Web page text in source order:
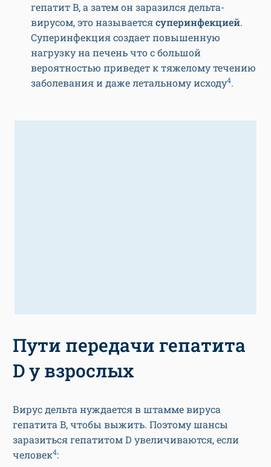
гепатит B, а затем он заразился дельта-
вирусом, это называетсясуперинфекцией.
Суперинфекция создает повышенную
нагрузку на печень что с большой
вероятностью приведет к тяжелому течению
заболевания и даже летальному исходу4.
Пути передачи гепатита
D у взрослых
Вирус дельта нуждается в штамме вируса
гепатита B, чтобы выжить. Поэтому шансы
заразиться гепатитом D увеличиваются, если
человек4: